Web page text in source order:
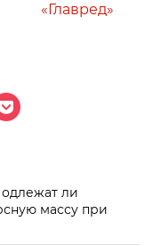
«Главред»
ли
массу при